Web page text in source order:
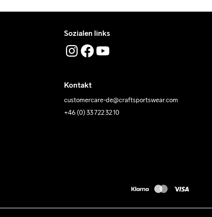
Sozialen links
Kontakt
customercare-de@craftsportswear.com
+46 (0) 33 722 32 10